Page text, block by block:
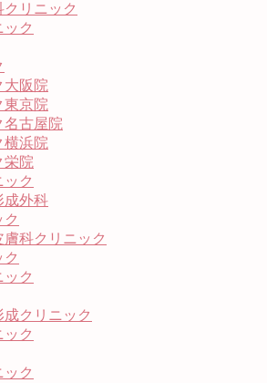
リニック
ク
大阪院
東京院
名古屋院
横浜院
栄院
ク
成外科
科クリニック
ク
クリニック
ク
ク